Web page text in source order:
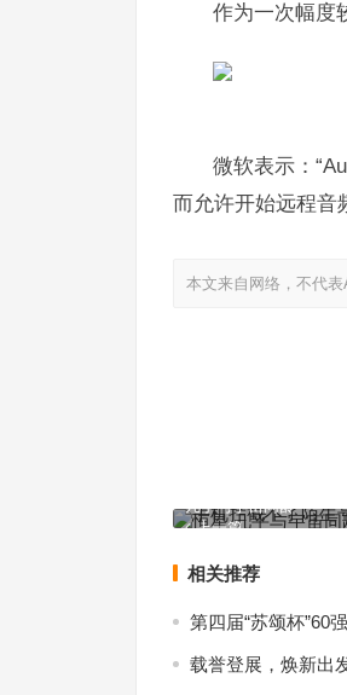
作为一次幅度
微软表示：
而允许开始远程音
本文来自网络，不代
上一篇
几乎与宇宙同龄
相关推荐
第四届“苏颂杯”60
载誉登展，焕新出